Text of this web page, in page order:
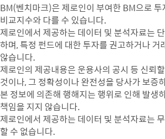
BM(벤치마크)은 제로인이 부여한 BM으로
비교지수와 다를 수 있습니다.
제로인에서 제공하는 데이터 및 분석자료는
하며, 특정 펀드에 대한 투자를 권고하거나 거
않습니다.
제로인의 제공내용은 운용사의 공시 등 신뢰
것이나, 그 정확성이나 완전성을 당사가 보증
본 정보에 의존해 행해지는 행위로 인해 발생
책임을 지지 않습니다.
제로인에서 제공하는 데이터 및 분석자료는
할 수 없습니다.